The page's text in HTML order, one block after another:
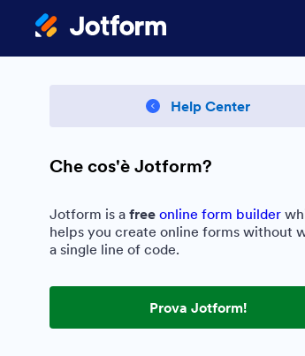
Help Center
Che cos'è Jotform?
Jotform is a free online form builder
helps you create online forms without
a single line of code.
Prova Jotform!